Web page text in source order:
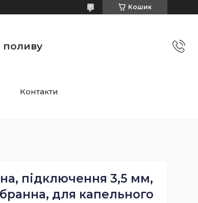
Кошик
поливу
Контакти
підключення 3,5 мм,
для капельного